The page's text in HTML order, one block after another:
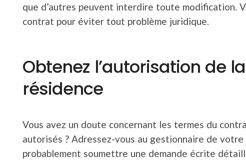
que d’autres peuvent interdire toute modification.
contrat pour éviter tout problème juridique.
Obtenez l’autorisation de
résidence
Vous avez un doute concernant les termes du
autorisés ? Adressez-vous au gestionnaire de
probablement soumettre une demande écrite